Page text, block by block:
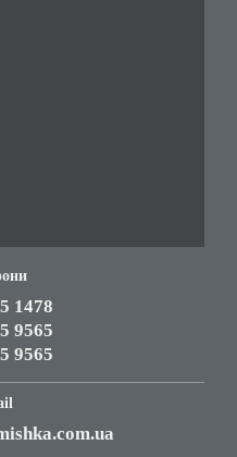
1478
9565
9565